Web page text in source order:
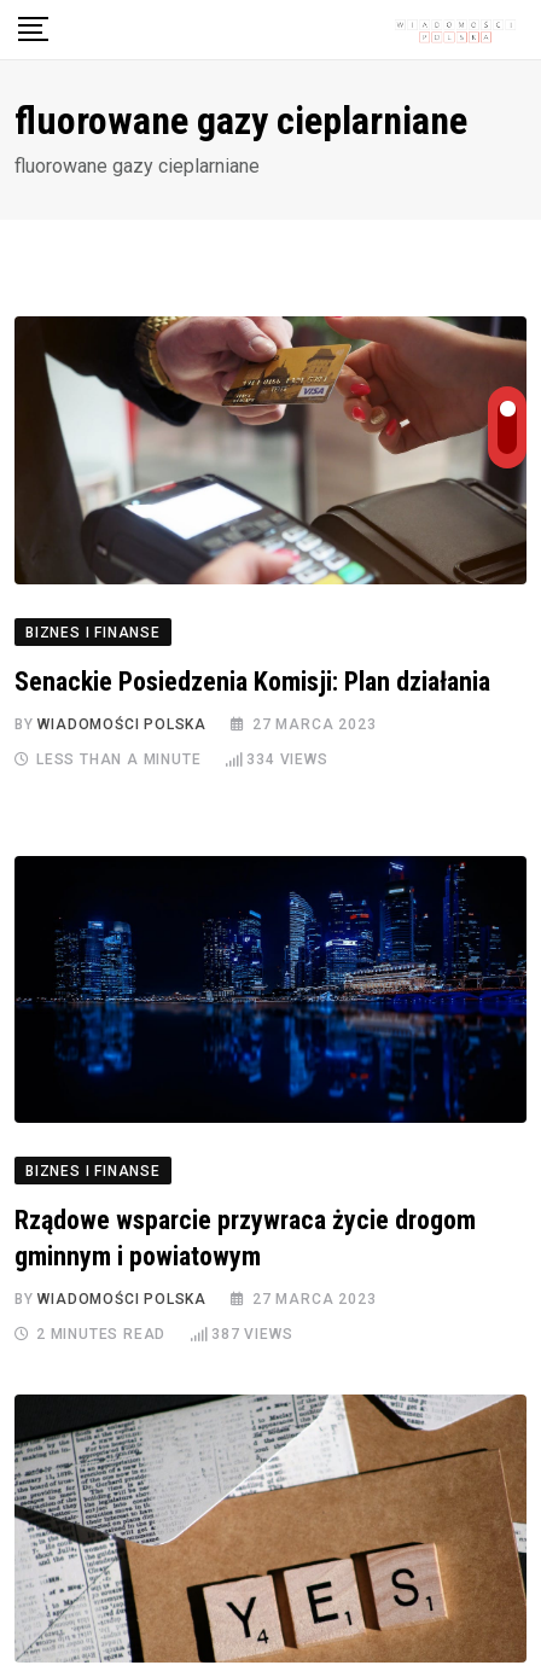
Skip
fluorowane gazy cieplarniane
fluorowane gazy cieplarniane
BIZNES I FINANSE
Senackie Posiedzenia Komisji: Plan działania
BYWIADOMOŚCI POLSKA 27 MARCA 2023
LESS THAN A MINUTE 334 VIEWS
BIZNES I FINANSE
Rządowe wsparcie przywraca życie drogom
gminnym i powiatowym
BYWIADOMOŚCI POLSKA 27 MARCA 2023
2 MINUTES READ 387 VIEWS